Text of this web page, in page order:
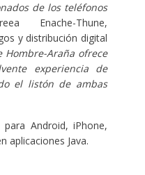
de los teléfonos
Enache-Thune,
y distribución digital
Hombre-Araña ofrece
experiencia de
el listón de ambas
Android, iPhone,
aplicaciones Java.